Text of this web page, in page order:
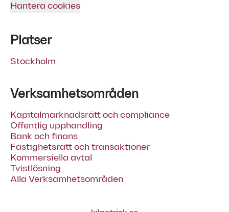
Hantera cookies
Platser
Stockholm
Verksamhetsområden
Kapitalmarknadsrätt och compliance
Offentlig upphandling
Bank och finans
Fastighetsrätt och transaktioner
Kommersiella avtal
Tvistlösning
Alla Verksamhetsområden